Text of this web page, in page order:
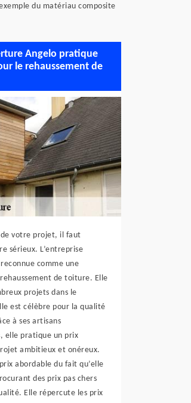
du matériau composite
Angelo pratique
le rehaussement de
votre projet, il faut
sérieux. L’entreprise
comme une
de toiture. Elle
projets dans le
est célèbre pour la qualité
à ses artisans
elle pratique un prix
ambitieux et onéreux.
abordable du fait qu’elle
des prix pas chers
Elle répercute les prix